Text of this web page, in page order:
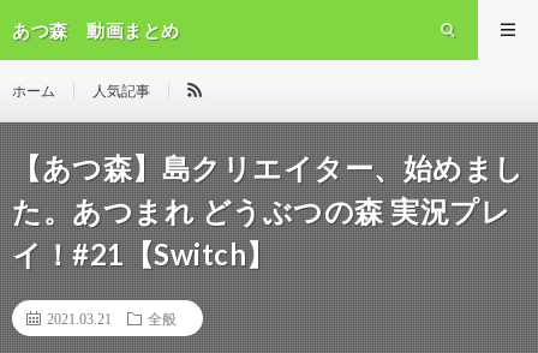
あつ森 動画まとめ
ホーム 人気記事
【あつ森】島クリエイター、始めまし
た。あつまれ どうぶつの森 実況プレ
イ！#21【Switch】
2021.03.21 全般